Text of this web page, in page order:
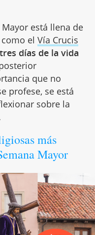
está llena de
el Vía Crucis
días de la vida
que no
profese, se está
sobre la
más
Mayor